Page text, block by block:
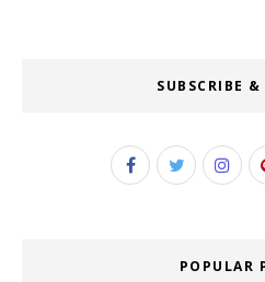
SUBSCRIBE
POPULAR